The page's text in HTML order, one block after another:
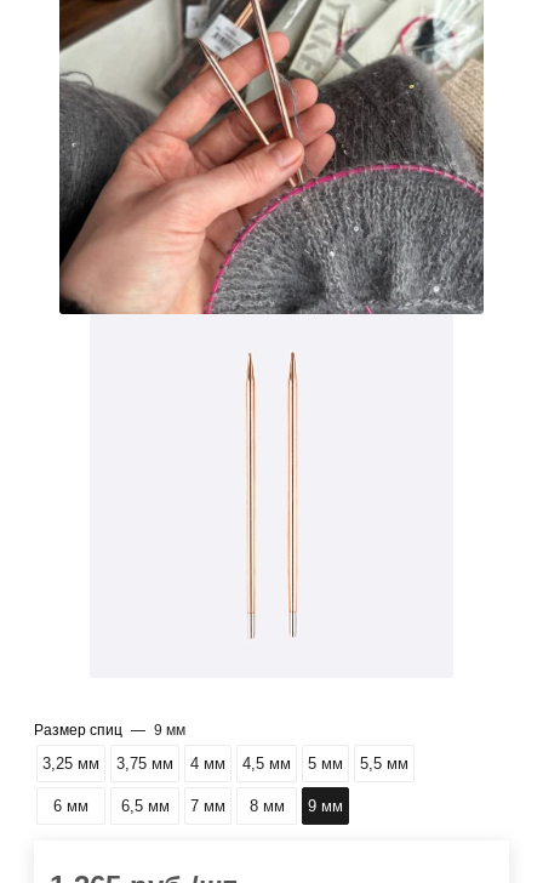
Размер спиц — 9 мм
3,25 мм 3,75 мм 4 мм 4,5 мм 5 мм 5,5 мм
6 мм 6,5 мм 7 мм 8 мм 9 мм